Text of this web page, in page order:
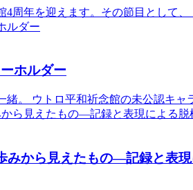
4周年を迎えます。その節目として
ホルダー
緒。 ウトロ平和祈念館の未公認キ
みから見えたもの―記録と表